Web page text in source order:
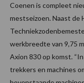
Coenen is compleet
mestseizoen. Naast de
werkbreedte van 9,75
Axion 830 op komst.
trekkers en machines